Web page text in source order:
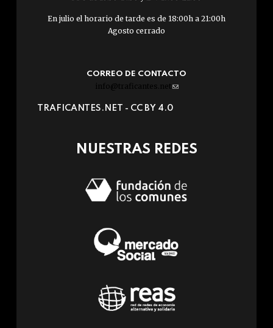
En julio el horario de tarde es de 18:00h a 21:00h
Agosto cerrado
CORREO DE CONTACTO
info@traficantes.net (link
e-
TRAFICANTES.NET - CC BY 4.0
NUESTRAS REDES